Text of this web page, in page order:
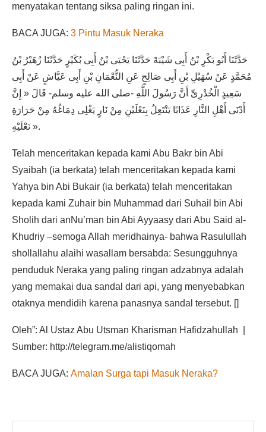
menyatakan tentang siksa paling ringan ini.
BACA JUGA: 3 Pintu Masuk Neraka
حَدَّثَنَا أَبُو بَكْرِ بْنُ أَبِى شَيْبَةَ حَدَّثَنَا يَحْيَى بْنُ أَبِى بُكَيْرٍ حَدَّثَنَا زُهَيْرُ بْنُ
مُحَمَّدٍ عَنْ سُهَيْلِ بْنِ أَبِى صَالِحٍ عَنِ النُّعْمَانِ بْنِ أَبِى عَيَّاشٍ عَنْ أَبِى
سَعِيدٍ الْخُدْرِىِّ أَنَّ رَسُولَ اللَّهِ -صلى الله عليه وسلم- قَالَ « إِنَّ
أَدْنَى أَهْلِ النَّارِ عَذَابًا يَنْتَعِلُ بِنَعْلَيْنِ مِنْ نَارٍ يَغْلِى دِمَاغُهُ مِنْ حَرَارَةِ
نَعْلَيْهِ ».
Telah menceritakan kepada kami Abu Bakr bin Abi
Syaibah (ia berkata) telah menceritakan kepada kami
Yahya bin Abi Bukair (ia berkata) telah menceritakan
kepada kami Zuhair bin Muhammad dari Suhail bin Abi
Sholih dari anNu’man bin Abi Ayyaasy dari Abu Said al-
Khudriy –semoga Allah meridhainya- bahwa Rasulullah
shollallahu alaihi wasallam bersabda: Sesungguhnya
penduduk Neraka yang paling ringan adzabnya adalah
yang memakai dua sandal dari api, yang menyebabkan
otaknya mendidih karena panasnya sandal tersebut. []
Oleh”: Al Ustaz Abu Utsman Kharisman Hafidzahullah |
Sumber: http://telegram.me/alistiqomah
BACA JUGA: Amalan Surga tapi Masuk Neraka?